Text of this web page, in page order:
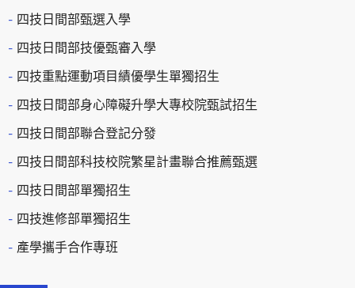
四技日間部甄選入學
四技日間部技優甄審入學
四技重點運動項目績優學生單獨招生
四技日間部身心障礙升學大專校院甄試招生
四技日間部聯合登記分發
四技日間部科技校院繁星計畫聯合推薦甄選
四技日間部單獨招生
四技進修部單獨招生
產學攜手合作專班